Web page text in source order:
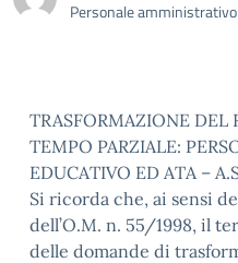
Personale amministrativo
TRASFORMAZIONE DEL
TEMPO PARZIALE:
EDUCATIVO ED ATA –
Si ricorda che, ai sensi
dell’O.M. n. 55/1998, il
delle domande di